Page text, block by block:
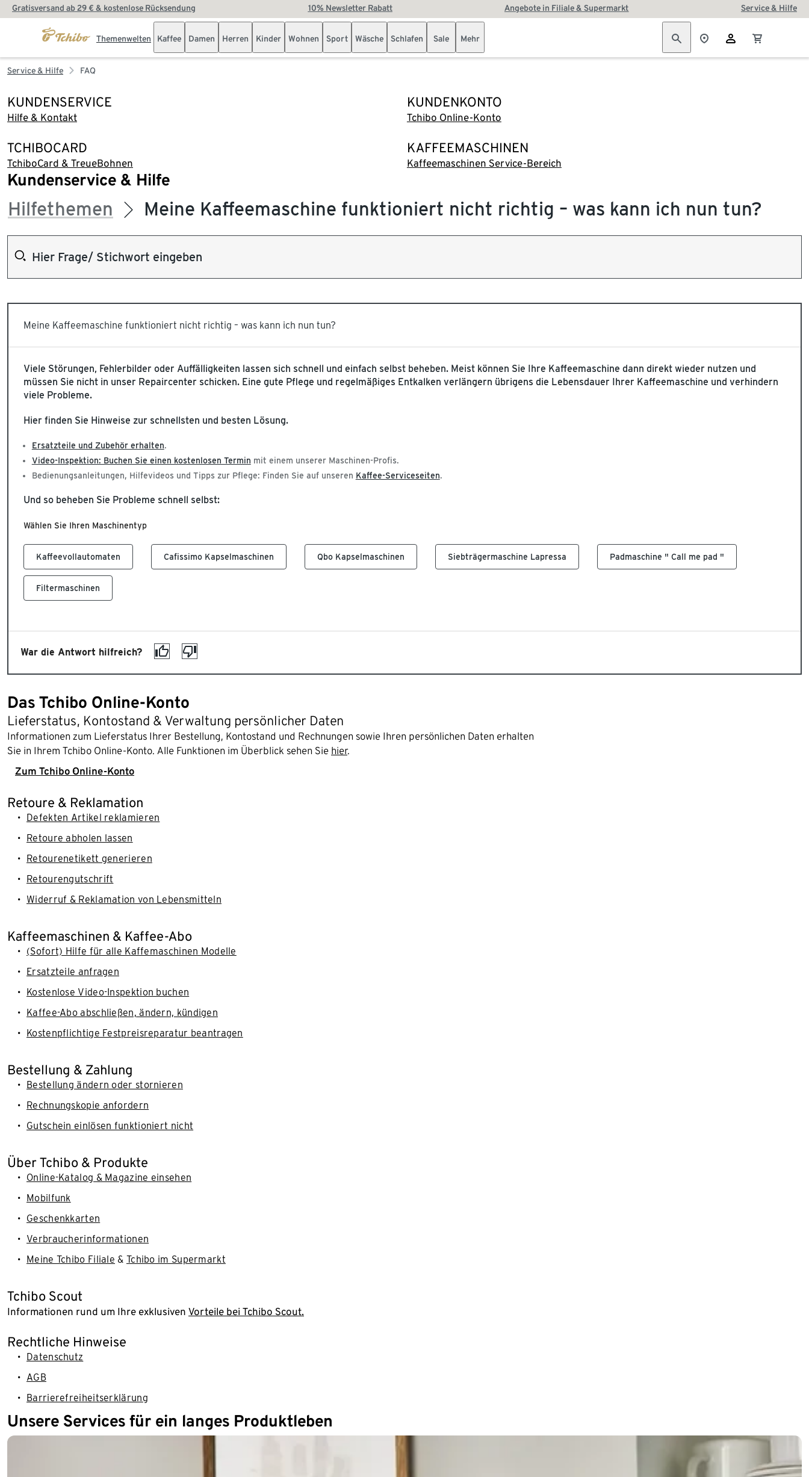
Gratisversand ab 29 € & kostenlose Rücksendung 10% Newsletter Rabatt Angebote in Filiale & Supermarkt Service & Hilfe
Themenwelten Kaffee Damen Herren Kinder Wohnen Sport Wäsche Schlafen Sale Mehr
Service & Hilfe FAQ
KUNDENSERVICE
Hilfe & Kontakt
KUNDENKONTO
Tchibo Online-Konto
TCHIBOCARD
TchiboCard & TreueBohnen
KAFFEEMASCHINEN
Kaffeemaschinen Service-Bereich
Kundenservice & Hilfe
Hilfethemen Meine Kaffeemaschine funktioniert nicht richtig – was kann ich nun tun?
Meine Kaffeemaschine funktioniert nicht richtig – was kann ich nun tun?
Viele Störungen, Fehlerbilder oder Auffälligkeiten lassen sich schnell und einfach selbst beheben. Meist können Sie Ihre Kaffeemaschine dann direkt wieder nutzen und
müssen Sie nicht in unser Repaircenter schicken. Eine gute Pflege und regelmäßiges Entkalken verlängern übrigens die Lebensdauer Ihrer Kaffeemaschine und verhindern
viele Probleme.
Hier finden Sie Hinweise zur schnellsten und besten Lösung.
Ersatzteile und Zubehör erhalten.
Video-Inspektion: Buchen Sie einen kostenlosen Termin mit einem unserer Maschinen-Profis.
Bedienungsanleitungen, Hilfevideos und Tipps zur Pflege: Finden Sie auf unseren Kaffee-Serviceseiten.
Und so beheben Sie Probleme schnell selbst:
Wählen Sie Ihren Maschinentyp
Kaffeevollautomaten Cafissimo Kapselmaschinen Qbo Kapselmaschinen Siebträgermaschine Lapressa Padmaschine " Call me pad "
Filtermaschinen
War die Antwort hilfreich?
Das Tchibo Online-Konto
Lieferstatus, Kontostand & Verwaltung persönlicher Daten
Informationen zum Lieferstatus Ihrer Bestellung, Kontostand und Rechnungen sowie Ihren persönlichen Daten erhalten
Sie in Ihrem Tchibo Online-Konto. Alle Funktionen im Überblick sehen Sie hier.
Zum Tchibo Online-Konto
Retoure & Reklamation
Defekten Artikel reklamieren
Retoure abholen lassen
Retourenetikett generieren
Retourengutschrift
Widerruf & Reklamation von Lebensmitteln
Kaffeemaschinen & Kaffee-Abo
(Sofort) Hilfe für alle Kaffemaschinen Modelle
Ersatzteile anfragen
Kostenlose Video-Inspektion buchen
Kaffee-Abo abschließen, ändern, kündigen
Kostenpflichtige Festpreisreparatur beantragen
Bestellung & Zahlung
Bestellung ändern oder stornieren
Rechnungskopie anfordern
Gutschein einlösen funktioniert nicht
Über Tchibo & Produkte
Online-Katalog & Magazine einsehen
Mobilfunk
Geschenkkarten
Verbraucherinformationen
Meine Tchibo Filiale & Tchibo im Supermarkt
Tchibo Scout
Informationen rund um Ihre exklusiven Vorteile bei Tchibo Scout.
Rechtliche Hinweise
Datenschutz
AGB
Barrierefreiheitserklärung
Unsere Services für ein langes Produktleben